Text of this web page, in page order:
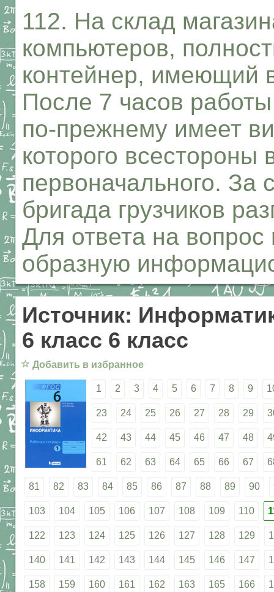
112. На склад
компьютеров,
контейнер, имеющий
После 7 часов работы
по-прежнему имеет
которого
первоначального. За
бригада грузчиков
Для ответа на
образную
Источник:
6 класс 6 класс
☆ Добавить в избранное
1 2 3 4 5 6 7 8 9
23 24 25 26 27 28 29
42 43 44 45 46 47 48
61 62 63 64 65 66 67
81 82 83 84 85 86 87 88 89 90
103 104 105 106 107 108 109 110
122 123 124 125 126 127 128 129
140 141 142 143 144 145 146 147
158 159 160 161 162 163 165 166